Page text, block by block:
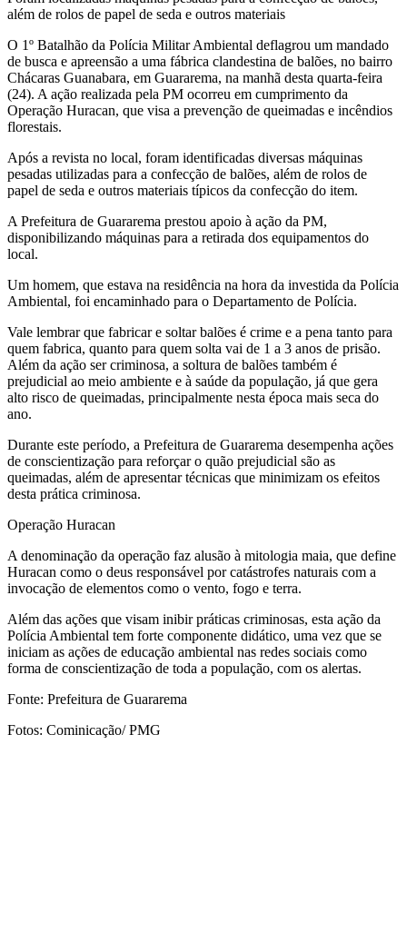
além de rolos de papel de seda e outros materiais
O 1º Batalhão da Polícia Militar Ambiental deflagrou um mandado
de busca e apreensão a uma fábrica clandestina de balões, no bairro
Chácaras Guanabara, em Guararema, na manhã desta quarta-feira
(24). A ação realizada pela PM ocorreu em cumprimento da
Operação Huracan, que visa a prevenção de queimadas e incêndios
florestais.
Após a revista no local, foram identificadas diversas máquinas
pesadas utilizadas para a confecção de balões, além de rolos de
papel de seda e outros materiais típicos da confecção do item.
A Prefeitura de Guararema prestou apoio à ação da PM,
disponibilizando máquinas para a retirada dos equipamentos do
local.
Um homem, que estava na residência na hora da investida da Polícia
Ambiental, foi encaminhado para o Departamento de Polícia.
Vale lembrar que fabricar e soltar balões é crime e a pena tanto para
quem fabrica, quanto para quem solta vai de 1 a 3 anos de prisão.
Além da ação ser criminosa, a soltura de balões também é
prejudicial ao meio ambiente e à saúde da população, já que gera
alto risco de queimadas, principalmente nesta época mais seca do
ano.
Durante este período, a Prefeitura de Guararema desempenha ações
de conscientização para reforçar o quão prejudicial são as
queimadas, além de apresentar técnicas que minimizam os efeitos
desta prática criminosa.
Operação Huracan
A denominação da operação faz alusão à mitologia maia, que define
Huracan como o deus responsável por catástrofes naturais com a
invocação de elementos como o vento, fogo e terra.
Além das ações que visam inibir práticas criminosas, esta ação da
Polícia Ambiental tem forte componente didático, uma vez que se
iniciam as ações de educação ambiental nas redes sociais como
forma de conscientização de toda a população, com os alertas.
Fonte: Prefeitura de Guararema
Fotos: Cominicação/ PMG